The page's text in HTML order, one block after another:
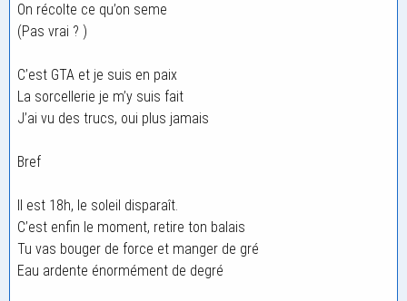
On récolte ce qu’on seme
(Pas vrai ? )
C’est GTA et je suis en paix
La sorcellerie je m’y suis fait
J’ai vu des trucs, oui plus jamais
Bref
Il est 18h, le soleil disparaît.
C’est enfin le moment, retire ton balais
Tu vas bouger de force et manger de gré
Eau ardente énormément de degré